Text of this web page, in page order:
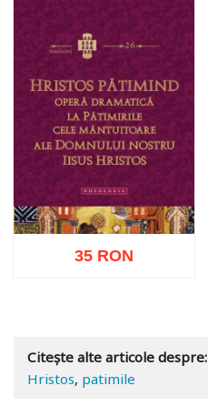
35 RON
Citește alte articole despre:
Hristos, patimile